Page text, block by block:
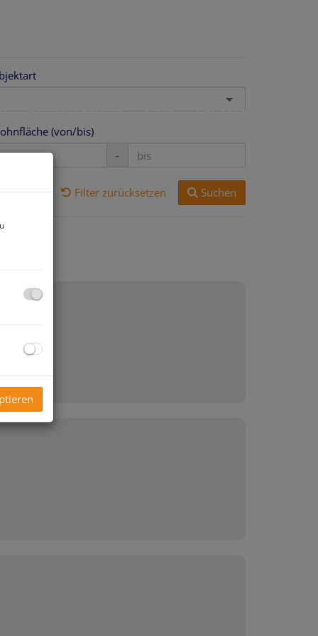
REFERENZOBJEKTE NEWS KONTAKT
(von/bis)
-
Filter zurücksetzen Suchen